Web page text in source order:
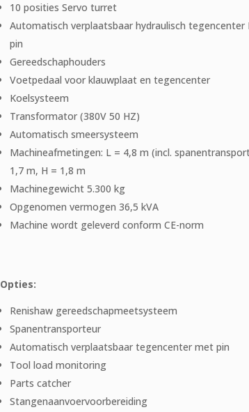
10 posities Servo turret
Automatisch verplaatsbaar hydraulisch tegencenter
pin
Gereedschaphouders
Voetpedaal voor klauwplaat en tegencenter
Koelsysteem
Transformator (380V 50 HZ)
Automatisch smeersysteem
Machineafmetingen: L = 4,8 m (incl.
1,7 m, H = 1,8 m
Machinegewicht 5.300 kg
Opgenomen vermogen 36,5 kVA
Machine wordt geleverd conform CE-norm
Opties:
Renishaw gereedschapmeetsysteem
Spanentransporteur
Automatisch verplaatsbaar tegencenter met pin
Tool load monitoring
Parts catcher
Stangenaanvoervoorbereiding